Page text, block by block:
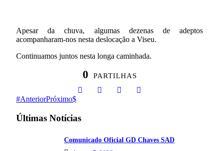
Apesar da chuva, algumas dezenas de adeptos
acompanharam-nos nesta deslocação a Viseu.
Continuamos juntos nesta longa caminhada.
0 PARTILHAS
AnteriorPróximo
Últimas Notícias
Comunicado Oficial GD Chaves SAD